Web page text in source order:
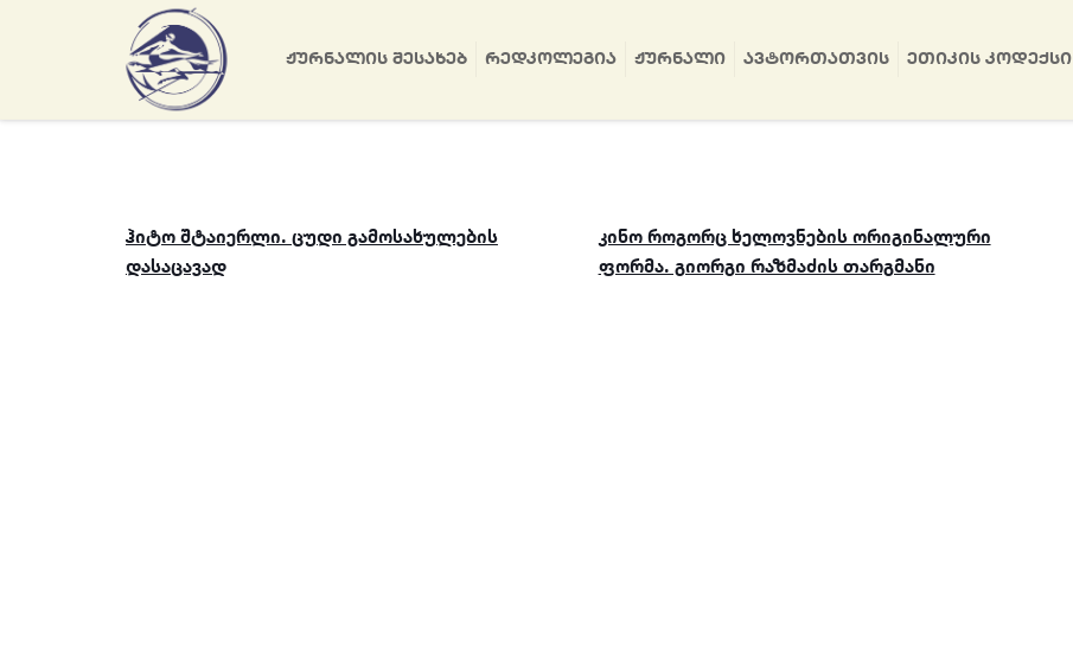
ᲟᲣᲠᲜᲐᲚᲘᲡ ᲨᲔᲡᲐᲮᲔᲑ ᲠᲔᲓᲙᲝᲚᲔᲒᲘᲐ ᲟᲣᲠᲜᲐᲚᲘ ᲐᲕᲢᲝᲠᲗᲐᲗᲕᲘᲡ ᲔᲗᲘᲙᲘᲡ ᲙᲝᲓᲔᲥᲡᲘ
ჰიტო შტაიერლი. ცუდი გამოსახულების
დასაცავად
კინო როგორც ხელოვნების ორიგინალური
ფორმა. გიორგი რაზმაძის თარგმანი